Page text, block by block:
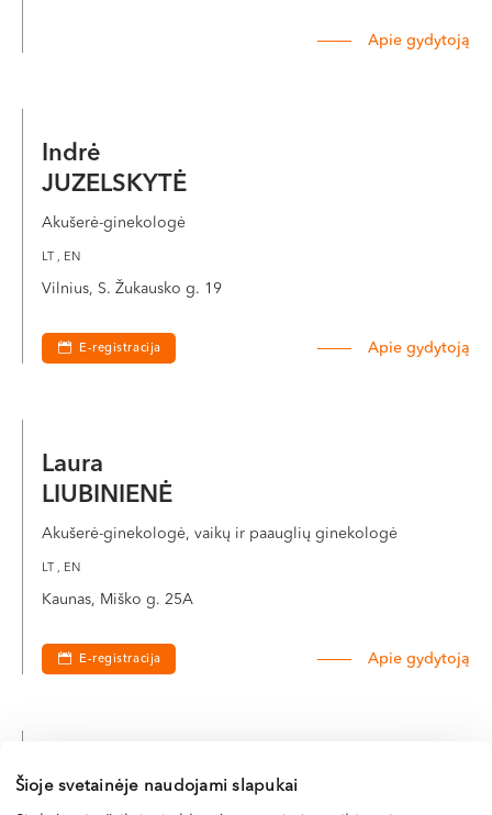
Šioje svetainėje naudojami slapukai
Apie gydytoją
Indrė
JUZELSKYTĖ
Akušerė-ginekologė
LT , EN
Vilnius, S. Žukausko g. 19
E-registracija Apie gydytoją
Laura
LIUBINIENĖ
Akušerė-ginekologė, vaikų ir paauglių ginekologė
LT , EN
Kaunas, Miško g. 25A
E-registracija Apie gydytoją
Doc. dr. Valdemaras